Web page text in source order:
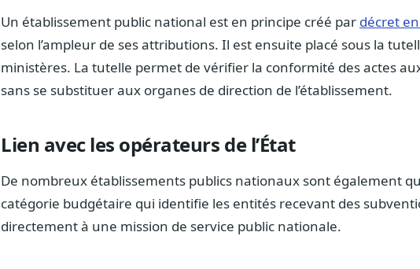
Un établissement public national est en principe créé par décret en
selon l’ampleur de ses attributions. Il est ensuite placé sous la
ministères. La tutelle permet de vérifier la conformité des actes
sans se substituer aux organes de direction de l’établissement.
Lien avec les opérateurs de l’État
De nombreux établissements publics nationaux sont également
catégorie budgétaire qui identifie les entités recevant des
directement à une mission de service public nationale.